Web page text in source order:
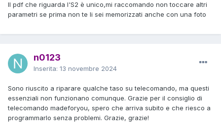
Il pdf che riguarda l'S2 è unico,mi raccomando non toccare altri
parametri se prima non te li sei memorizzati anche con una foto
n0123
Inserita: 13 novembre 2024
Sono riuscito a riparare qualche taso su telecomando, ma questi
essenziali non funzionano comunque. Grazie per il consiglio di
telecomando madeforyou, spero che arriva subito e che riesco a
programmarlo senza problemi. Grazie, grazie!